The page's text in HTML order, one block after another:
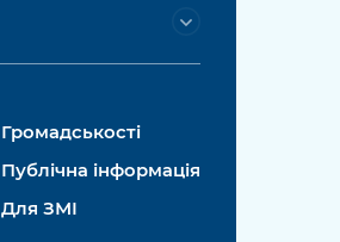
Громадськості
Публічна інформація
Для ЗМІ